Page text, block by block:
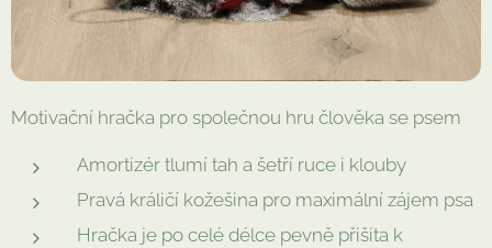
Motivační hračka pro společnou hru člověka se psem
Amortizér tlumí tah a šetří ruce i klouby
Pravá králičí kožešina pro maximální zájem psa
Hračka je po celé délce pevně přišita k